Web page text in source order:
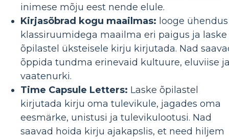
inimese mõju eest nende elule.
Kirjasõbrad kogu maailmas: looge ühendus
klassiruumidega maailma eri paigus ja laske
õpilastel üksteisele kirju kirjutada. Nad
õppida tundma erinevaid kultuure, eluviise
vaatenurki.
Time Capsule Letters: Laske õpilastel
kirjutada kirju oma tulevikule, jagades oma
eesmärke, unistusi ja tulevikulootusi. Nad
saavad hoida kirju ajakapslis, et need hiljem